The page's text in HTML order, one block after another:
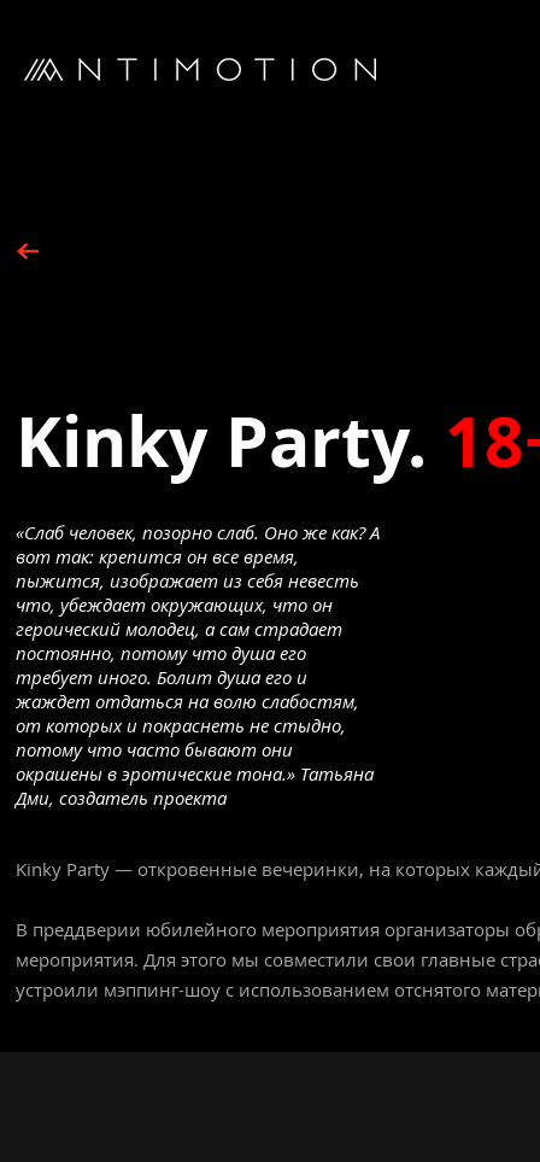
Kinky Party.
«Слаб человек, позорно слаб. Оно же как? А
вот так: крепится он все время,
пыжится, изображает из себя невесть
что, убеждает окружающих, что он
героический молодец, а сам страдает
постоянно, потому что душа его
требует иного. Болит душа его и
жаждет отдаться на волю слабостям,
от которых и покраснеть не стыдно,
потому что часто бывают они
окрашены в эротические тона.» Татьяна
Дми, создатель проекта
Kinky Party — откровенные вечеринки, на которых
В преддверии юбилейного мероприятия организаторы
мероприятия. Для этого мы совместили свои главные
устроили мэппинг-шоу с использованием отснятого